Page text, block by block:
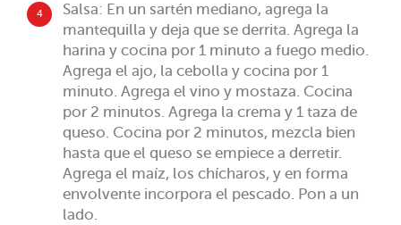
4
Salsa: En un sartén mediano, agrega la
mantequilla y deja que se derrita. Agrega la
harina y cocina por 1 minuto a fuego medio.
Agrega el ajo, la cebolla y cocina por 1
minuto. Agrega el vino y mostaza. Cocina
por 2 minutos. Agrega la crema y 1 taza de
queso. Cocina por 2 minutos, mezcla bien
hasta que el queso se empiece a derretir.
Agrega el maíz, los chícharos, y en forma
envolvente incorpora el pescado. Pon a un
lado.